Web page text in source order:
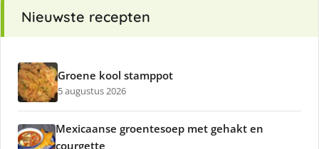
Nieuwste recepten
Groene kool stamppot
5 augustus 2026
Mexicaanse groentesoep met gehakt en
courgette